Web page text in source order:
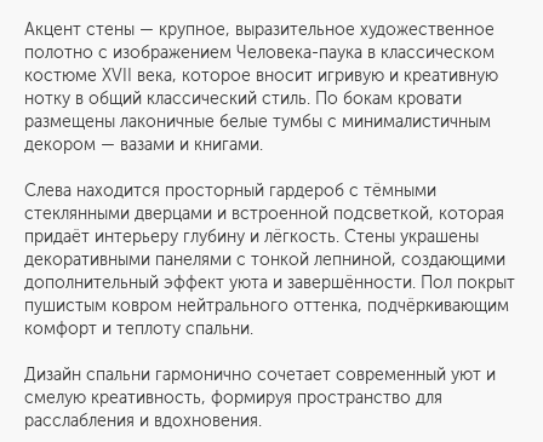
Акцент стены — крупное, выразительное художественное
полотно с изображением Человека-паука в классическом
костюме XVII века, которое вносит игривую и креативную
нотку в общий классический стиль. По бокам кровати
размещены лаконичные белые тумбы с минималистичным
декором — вазами и книгами.
Слева находится просторный гардероб с тёмными
стеклянными дверцами и встроенной подсветкой, которая
придаёт интерьеру глубину и лёгкость. Стены украшены
декоративными панелями с тонкой лепниной, создающими
дополнительный эффект уюта и завершённости. Пол покрыт
пушистым ковром нейтрального оттенка, подчёркивающим
комфорт и теплоту спальни.
Дизайн спальни гармонично сочетает современный уют и
смелую креативность, формируя пространство для
расслабления и вдохновения.